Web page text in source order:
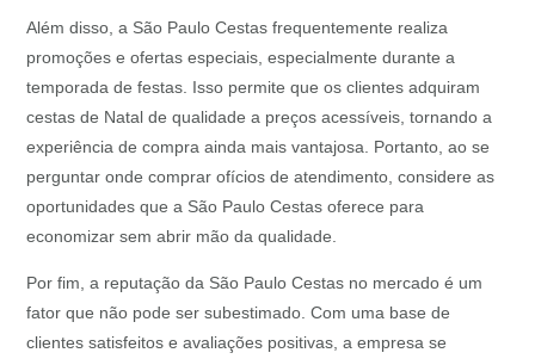
Além disso, a São Paulo Cestas frequentemente realiza
promoções e ofertas especiais, especialmente durante a
temporada de festas. Isso permite que os clientes adquiram
cestas de Natal de qualidade a preços acessíveis, tornando a
experiência de compra ainda mais vantajosa. Portanto, ao se
perguntar onde comprar ofícios de atendimento, considere as
oportunidades que a São Paulo Cestas oferece para
economizar sem abrir mão da qualidade.
Por fim, a reputação da São Paulo Cestas no mercado é um
fator que não pode ser subestimado. Com uma base de
clientes satisfeitos e avaliações positivas, a empresa se